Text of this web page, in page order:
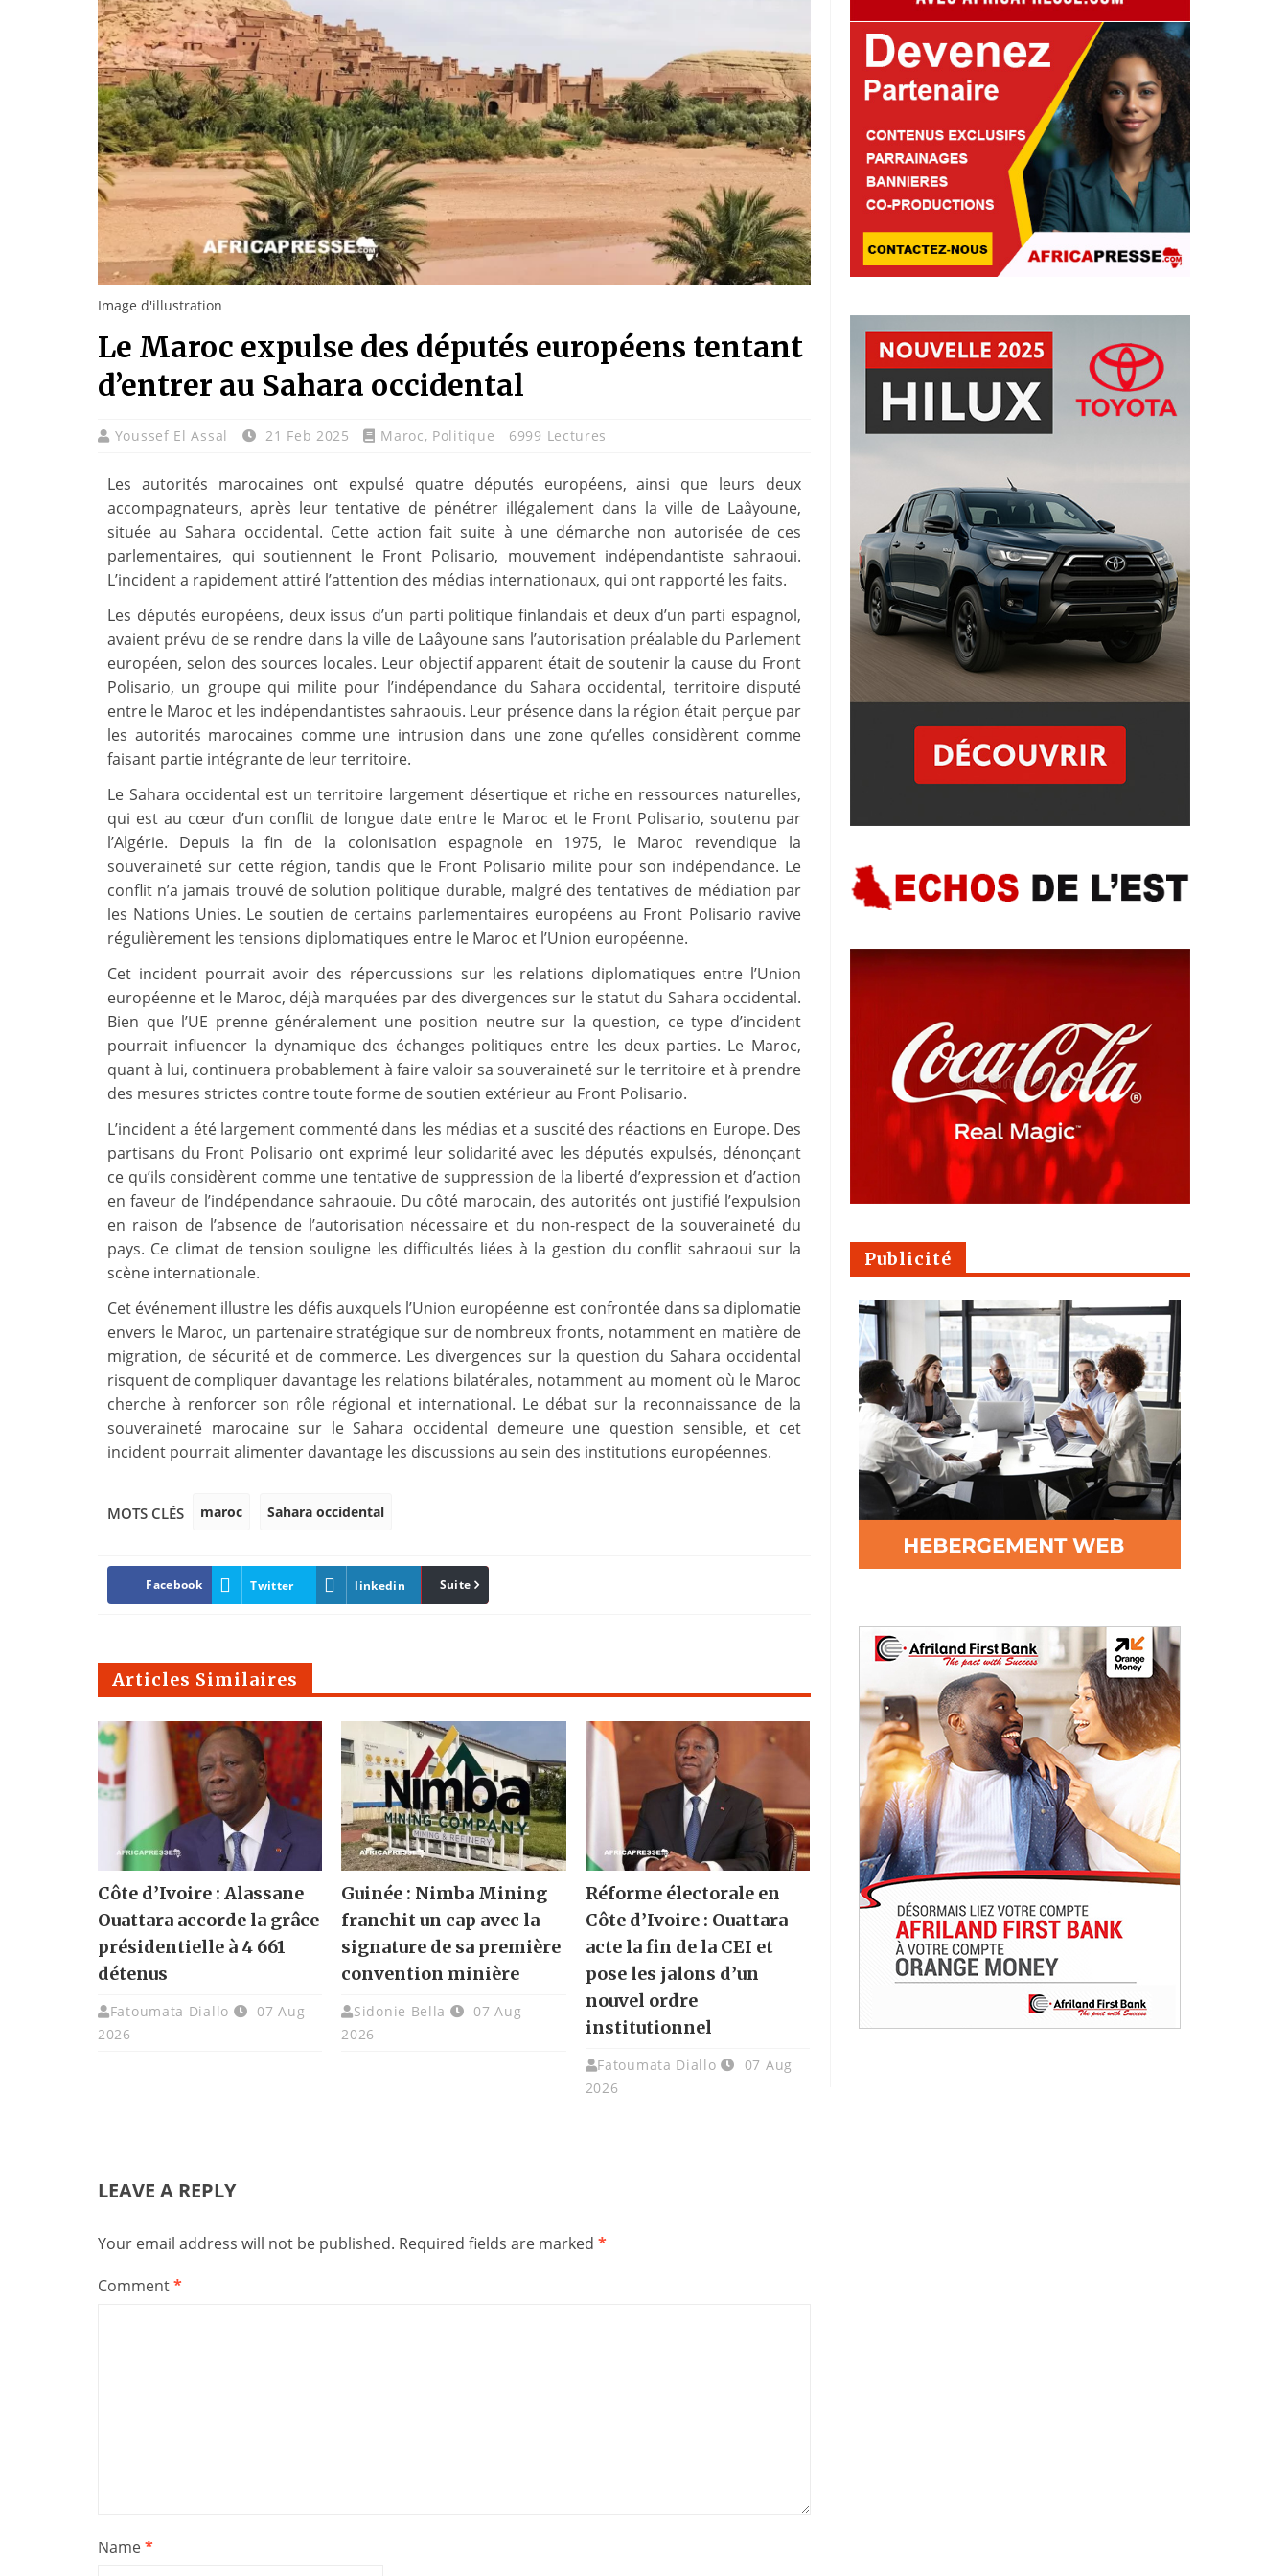
Image d'illustration
Le Maroc expulse des députés européens tentant
d’entrer au Sahara occidental
Youssef El Assal 21 Feb 2025 Maroc, Politique 6999 Lectures
Les autorités marocaines ont expulsé quatre députés européens, ainsi que leurs deux
accompagnateurs, après leur tentative de pénétrer illégalement dans la ville de Laâyoune,
située au Sahara occidental. Cette action fait suite à une démarche non autorisée de ces
parlementaires, qui soutiennent le Front Polisario, mouvement indépendantiste sahraoui.
L’incident a rapidement attiré l’attention des médias internationaux, qui ont rapporté les faits.
Les députés européens, deux issus d’un parti politique finlandais et deux d’un parti espagnol,
avaient prévu de se rendre dans la ville de Laâyoune sans l’autorisation préalable du Parlement
européen, selon des sources locales. Leur objectif apparent était de soutenir la cause du Front
Polisario, un groupe qui milite pour l’indépendance du Sahara occidental, territoire disputé
entre le Maroc et les indépendantistes sahraouis. Leur présence dans la région était perçue par
les autorités marocaines comme une intrusion dans une zone qu’elles considèrent comme
faisant partie intégrante de leur territoire.
Le Sahara occidental est un territoire largement désertique et riche en ressources naturelles,
qui est au cœur d’un conflit de longue date entre le Maroc et le Front Polisario, soutenu par
l’Algérie. Depuis la fin de la colonisation espagnole en 1975, le Maroc revendique la
souveraineté sur cette région, tandis que le Front Polisario milite pour son indépendance. Le
conflit n’a jamais trouvé de solution politique durable, malgré des tentatives de médiation par
les Nations Unies. Le soutien de certains parlementaires européens au Front Polisario ravive
régulièrement les tensions diplomatiques entre le Maroc et l’Union européenne.
Cet incident pourrait avoir des répercussions sur les relations diplomatiques entre l’Union
européenne et le Maroc, déjà marquées par des divergences sur le statut du Sahara occidental.
Bien que l’UE prenne généralement une position neutre sur la question, ce type d’incident
pourrait influencer la dynamique des échanges politiques entre les deux parties. Le Maroc,
quant à lui, continuera probablement à faire valoir sa souveraineté sur le territoire et à prendre
des mesures strictes contre toute forme de soutien extérieur au Front Polisario.
L’incident a été largement commenté dans les médias et a suscité des réactions en Europe. Des
partisans du Front Polisario ont exprimé leur solidarité avec les députés expulsés, dénonçant
ce qu’ils considèrent comme une tentative de suppression de la liberté d’expression et d’action
en faveur de l’indépendance sahraouie. Du côté marocain, des autorités ont justifié l’expulsion
en raison de l’absence de l’autorisation nécessaire et du non-respect de la souveraineté du
pays. Ce climat de tension souligne les difficultés liées à la gestion du conflit sahraoui sur la
scène internationale.
Cet événement illustre les défis auxquels l’Union européenne est confrontée dans sa diplomatie
envers le Maroc, un partenaire stratégique sur de nombreux fronts, notamment en matière de
migration, de sécurité et de commerce. Les divergences sur la question du Sahara occidental
risquent de compliquer davantage les relations bilatérales, notamment au moment où le Maroc
cherche à renforcer son rôle régional et international. Le débat sur la reconnaissance de la
souveraineté marocaine sur le Sahara occidental demeure une question sensible, et cet
incident pourrait alimenter davantage les discussions au sein des institutions européennes.
MOTS CLÉS maroc Sahara occidental
Facebook Twitter linkedin Pinterest
Suite
Articles Similaires
Côte d’Ivoire : Alassane
Ouattara accorde la grâce
présidentielle à 4 661
détenus
Fatoumata Diallo
07 Aug
2026
Guinée : Nimba Mining
franchit un cap avec la
signature de sa première
convention minière
Sidonie Bella
07 Aug
2026
Réforme électorale en
Côte d’Ivoire : Ouattara
acte la fin de la CEI et
pose les jalons d’un
nouvel ordre
institutionnel
Fatoumata Diallo
07 Aug
2026
LEAVE A REPLY
Your email address will not be published. Required fields are marked *
Comment*
Name*
Publicité